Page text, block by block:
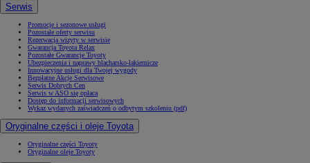
Serwis
Promocje i sezonowe usługi
Pozostałe oferty serwisu
Rezerwacja wizyty w serwisie
Gwarancja Toyota Relax
Pozostałe Gwarancje Toyoty
Ubezpieczenia i naprawy blacharsko-lakiernicze
Innowacyjne usługi dla Twojej wygody
Bezpłatne Akcje Serwisowe
Serwis Dobrych Cen
Serwis w ASO się opłaca
Dostęp do informacji serwisowych
Wykaz wydanych zaświadczeń o odbytym szkoleniu (pdf)
Oryginalne części i oleje Toyota
Oryginalne części Toyoty
Oryginalne oleje Toyoty